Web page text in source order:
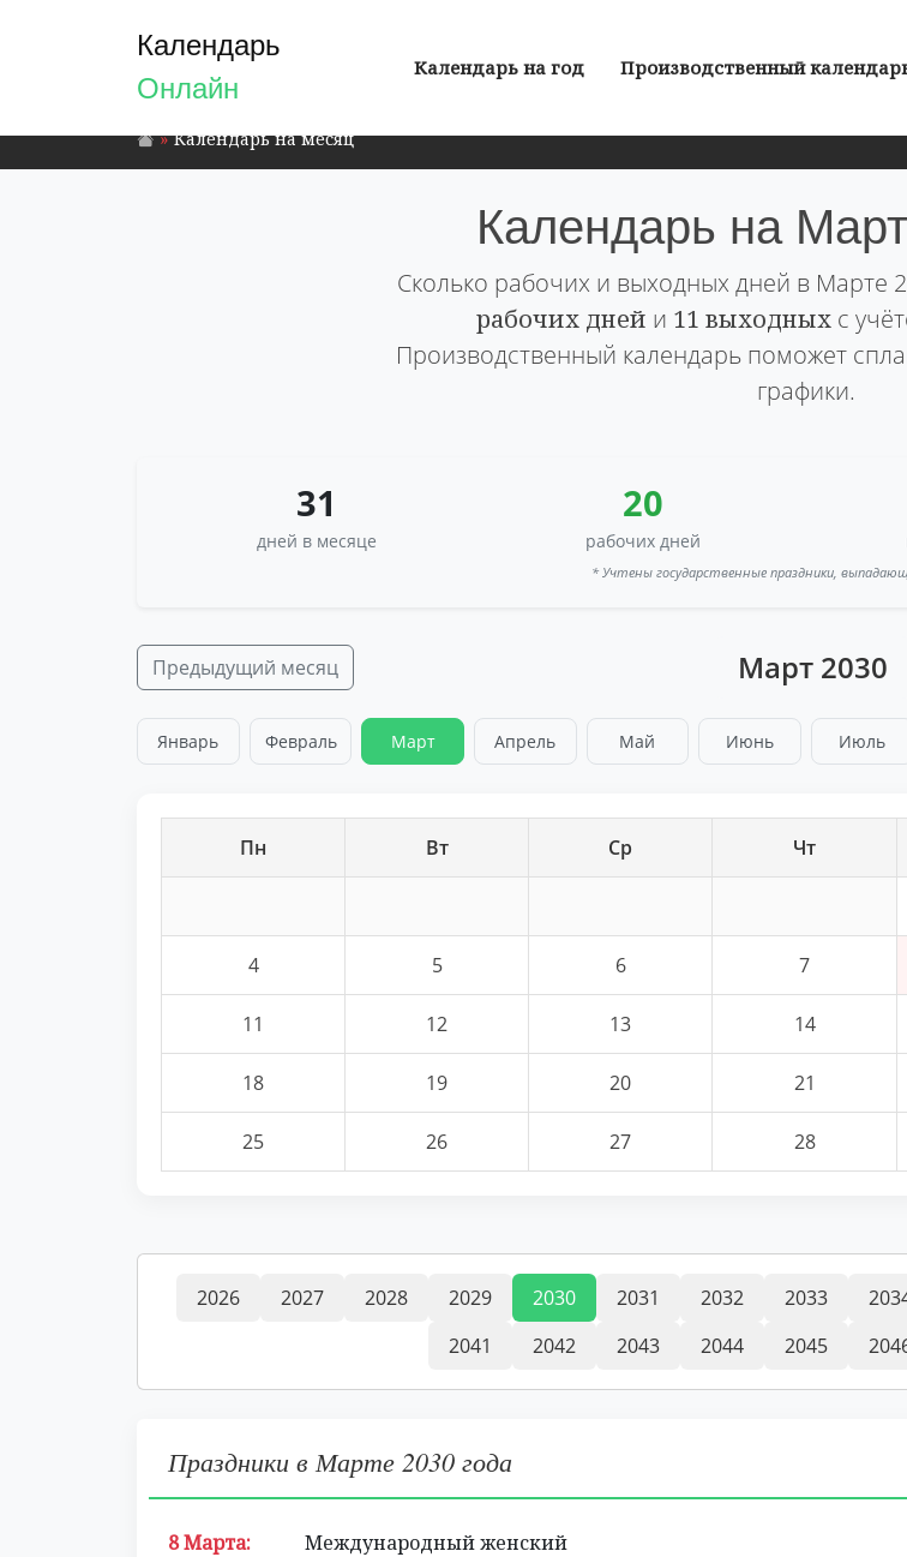
Календарь
Онлайн
Календарь на год Производственный
Календарь на месяц
Календарь на
Сколько рабочих и выходных дней в Марте
рабочих дней и 11 выходныхс
Производственный календарь поможет
графики.
31
дней в месяце
20
рабочих дней
* Учтены государственные праздники,
Предыдущий месяц Март 2030
Январь Февраль Март Апрель Май Июнь Июль
Пн Вт Ср Чт
4 5 6 7
11 12 13 14
18 19 20 21
25 26 27 28
2026 2027 2028 2029 2030 2031 2032 2033
2041
2042 2043 2044 2045
Праздники в Марте 2030 года
8 Марта:
Международный женский